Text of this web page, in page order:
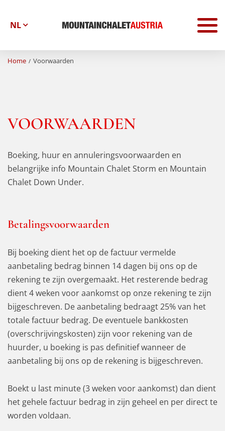
Home Voorwaarden
VOORWAARDEN
Boeking, huur en annuleringsvoorwaarden en
belangrijke info Mountain Chalet Storm en Mountain
Chalet Down Under.
Betalingsvoorwaarden
Bij boeking dient het op de factuur vermelde
aanbetaling bedrag binnen 14 dagen bij ons op de
rekening te zijn overgemaakt. Het resterende bedrag
dient 4 weken voor aankomst op onze rekening te zijn
bijgeschreven. De aanbetaling bedraagt 25% van het
totale factuur bedrag. De eventuele bankkosten
(overschrijvingskosten) zijn voor rekening van de
huurder, u boeking is pas definitief wanneer de
aanbetaling bij ons op de rekening is bijgeschreven.
Boekt u last minute (3 weken voor aankomst) dan dient
het gehele factuur bedrag in zijn geheel en per direct te
worden voldaan.